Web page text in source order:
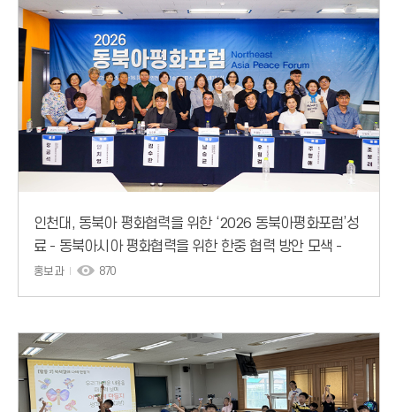
인천대, 동북아 평화협력을 위한 ‘2026 동북아평화포럼’성
료 - 동북아시아 평화협력을 위한 한중 협력 방안 모색 -
홍보과 870